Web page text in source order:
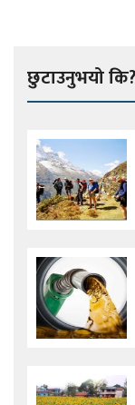
छुटाउनुभयो कि?